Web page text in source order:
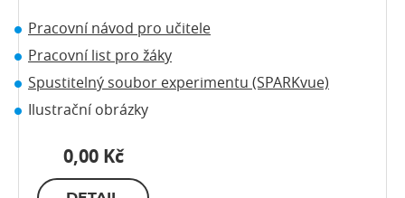
Pracovní návod pro učitele
Pracovní list pro žáky
Spustitelný soubor experimentu (SPARKvue)
Ilustrační obrázky
0,00 Kč